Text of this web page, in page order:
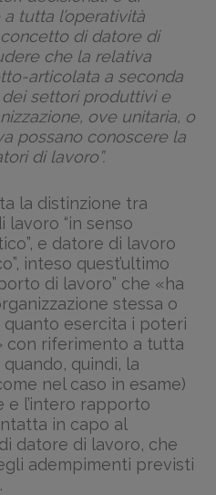
tutta l’operatività
concetto di datore di
che la relativa
articolata a seconda
settori produttivi e
ove unitaria, o
possano conoscere la
di lavoro”.
la distinzione tra
“in senso
e datore di lavoro
inteso quest’ultimo
di lavoro” che «ha
stessa o
quanto esercita i poteri
con riferimento a tutta
quindi, la
nel caso in esame)
e l’intero rapporto
in capo al
datore di lavoro, che
adempimenti previsti